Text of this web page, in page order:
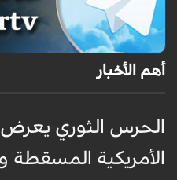
أهم الأخبار
الحرس الثوري